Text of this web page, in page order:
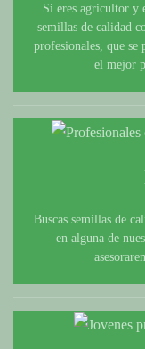
Si eres agricultor y
semillas de calidad
profesionales, que se
el mejor
Buscas semillas de
en alguna de